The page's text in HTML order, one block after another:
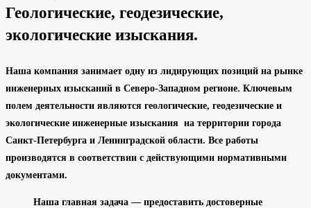
Геологические, геодезические,
экологические изыскания.
Наша компания занимает одну из лидирующих позиций на рынке
инженерных изысканий в Северо-Западном регионе. Ключевым
полем деятельности являются геологические, геодезические и
экологические инженерные изыскания на территории города
Санкт-Петербурга и Ленинградской области. Все работы
производятся в соответствии с действующими нормативными
документами.
Наша главная задача — предоставить достоверные